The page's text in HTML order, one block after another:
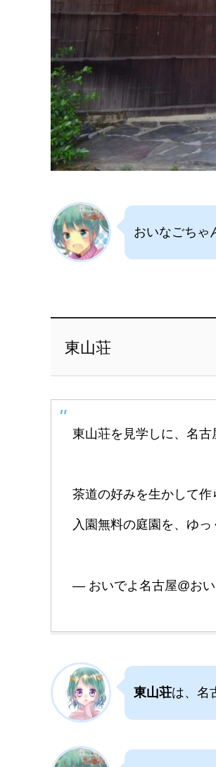
おいなごちゃ
東山荘
東山荘を見学しに、名古
茶道の好みを生かして作
入園無料の庭園を、ゆっ
— おいでよ名古屋@お
東山荘は、名